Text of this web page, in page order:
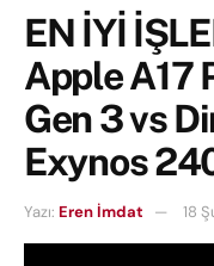
EN İYİ
Apple A17
Gen 3 vs
Exynos
Yazı: Eren İmdat 18